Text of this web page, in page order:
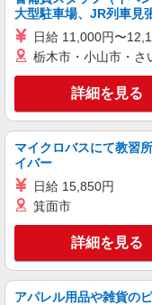
大型駐車場、JR列車見
日給 11,000円〜
栃木市・小山市・さ
詳細を見る
マイクロバスにて教習
イバー
日給 15,850円
箕面市
詳細を見る
アパレル用品や雑貨の